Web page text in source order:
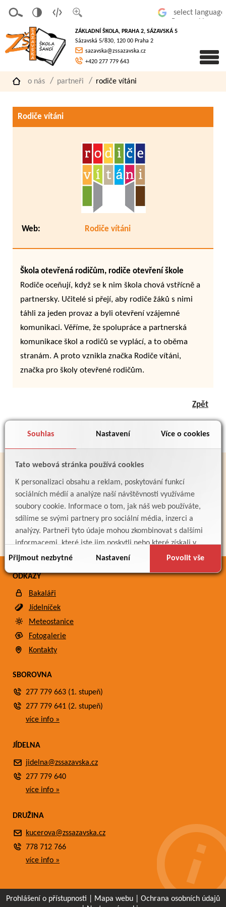
Souhlas Nastavení Více o cookies
Tato webová stránka používá cookies
K personalizaci obsahu a reklam, poskytování funkcí
sociálních médií a analýze naší návštěvnosti využíváme
soubory cookie. Informace o tom, jak náš web používáte,
sdílíme se svými partnery pro sociální média, inzerci a
analýzy. Partneři tyto údaje mohou zkombinovat s dalšími
informacemi, které jste jim poskytli nebo které získali v
důsledku toho, že používáte jejich služby.
Přijmout nezbytné Nastavení Povolit vše
písmo
á
verze
pro
slaboz
raké
ZÁKLADNÍ ŠKOLA, PRAHA 2, SÁZAVSKÁ 5
Sázavská 5/830, 120 00 Praha 2
sazavska@zssazavska.cz
+420 277 779 643
o nás partneři rodiče vítáni
Rodiče vítáni
Web: Rodiče vítáni
Škola otevřená rodičům, rodiče otevření škole
Rodiče oceňují, když se k nim škola chová vstřícně a
partnersky. Učitelé si přejí, aby rodiče žáků s nimi
táhli za jeden provaz a byli otevření vzájemné
komunikaci. Věříme, že spolupráce a partnerská
komunikace škol a rodičů se vyplácí, a to oběma
stranám. A proto vznikla značka Rodiče vítáni,
značka pro školy otevřené rodičům.
Zpět
ODKAZY
Bakaláři
Jídelníček
Meteostanice
Fotogalerie
Kontakty
SBOROVNA
277 779 663 (1. stupeň)
277 779 641 (2. stupeň)
více info »
JÍDELNA
jidelna@zssazavska.cz
277 779 640
více info »
DRUŽINA
kucerova@zssazavska.cz
778 712 766
více info »
Prohlášení o přístupnosti Mapa webu
Ochrana osobních údajů